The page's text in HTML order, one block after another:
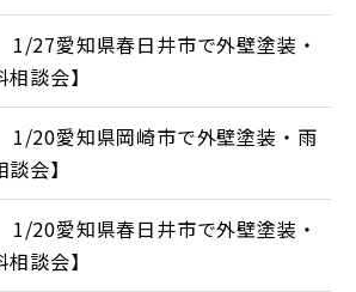
1/27愛知県春日井市で外壁塗装・
談会】
1/20愛知県岡崎市で外壁塗装・雨
会】
1/20愛知県春日井市で外壁塗装・
談会】